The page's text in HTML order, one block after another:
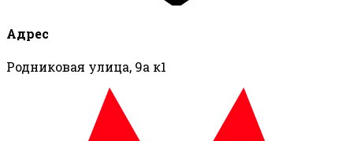
Адрес
Родниковая улица, 9а к1